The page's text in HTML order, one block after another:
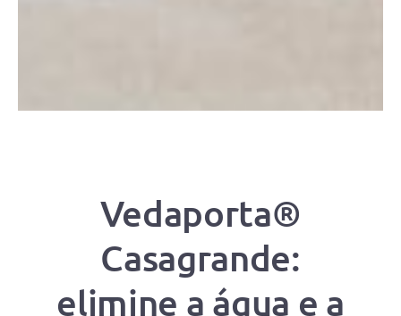
Vedaporta®
Casagrande:
elimine a água e a